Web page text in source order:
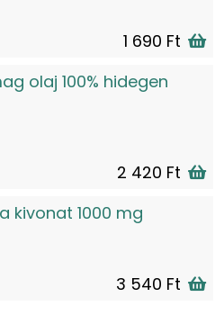
1 690 Ft
olaj 100% hidegen
2 420 Ft
kivonat 1000 mg
3 540 Ft